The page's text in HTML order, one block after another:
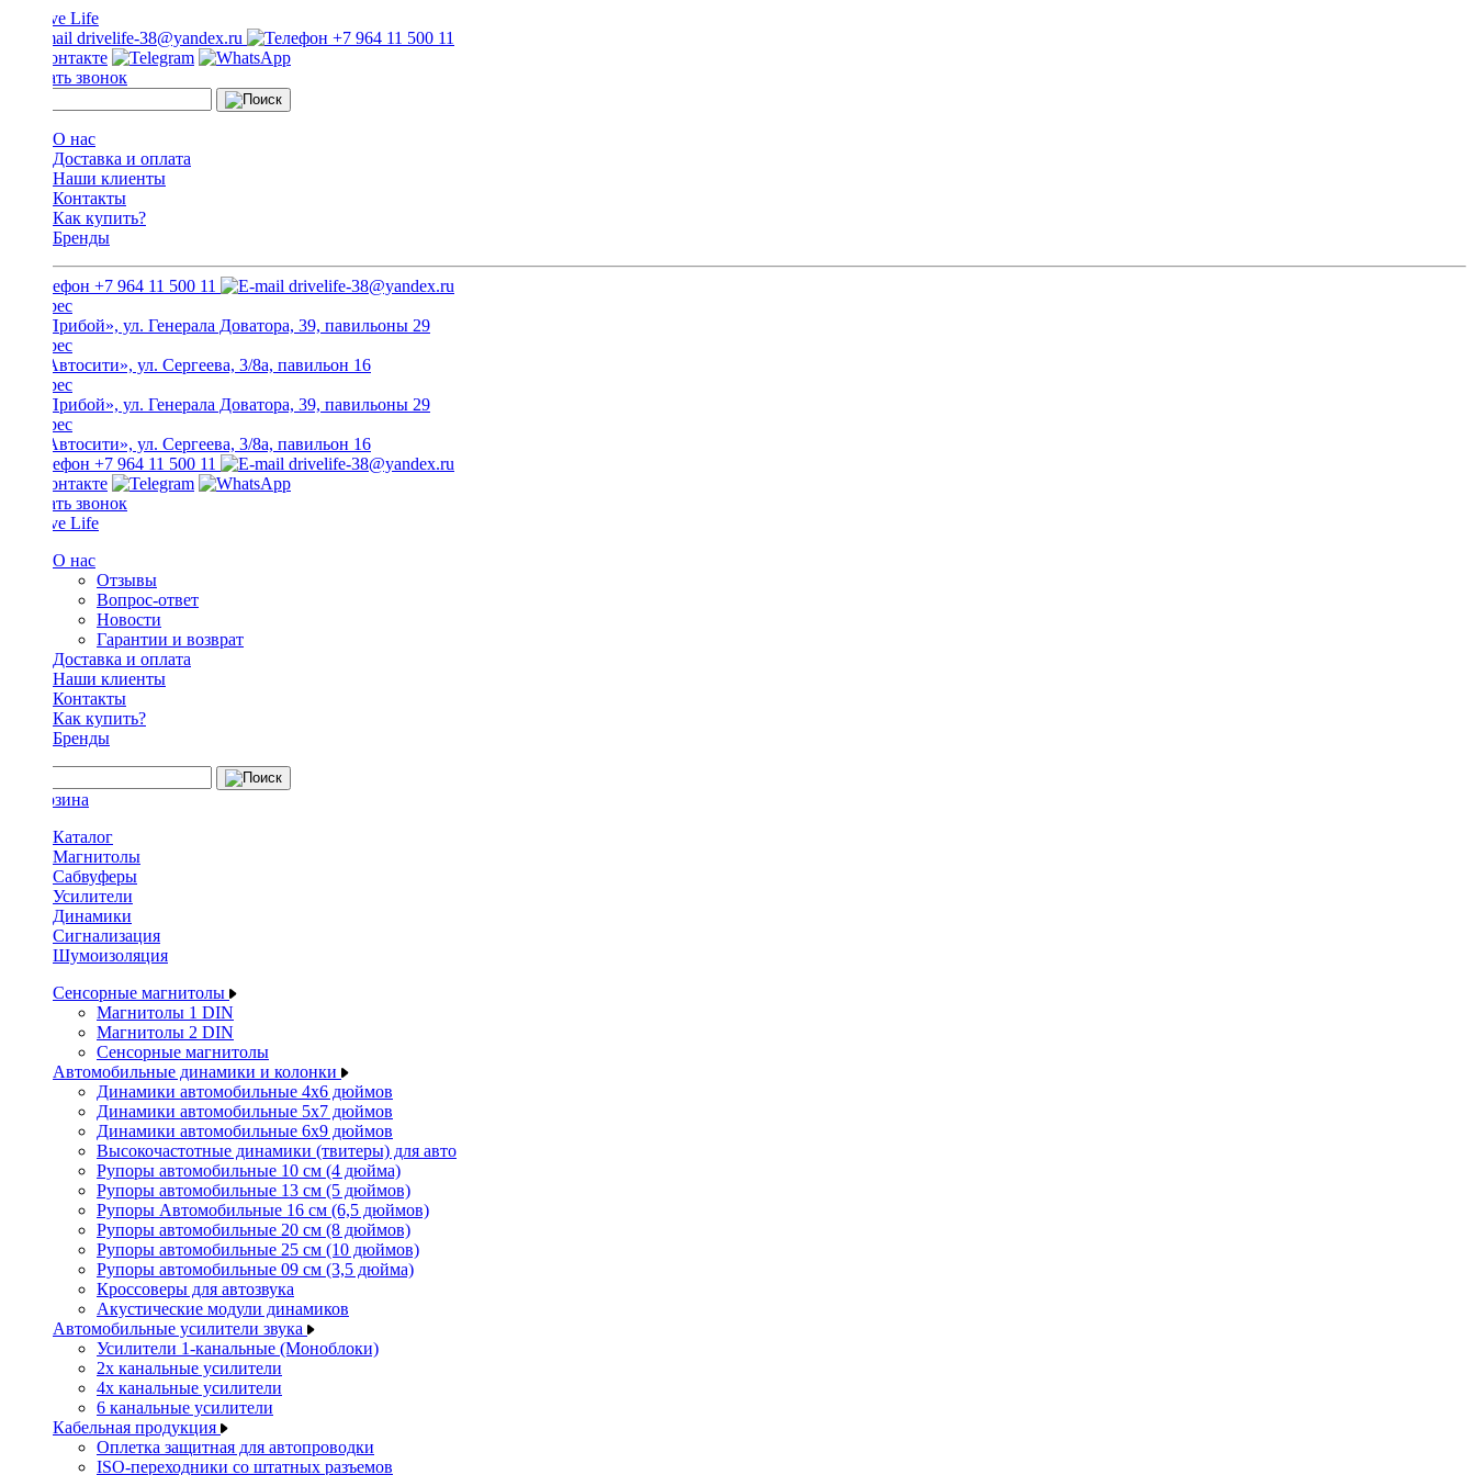
drivelife-38@yandex.ru +7 964 11 500 11
Заказать звонок
О нас
Доставка и оплата
Наши клиенты
Контакты
Как купить?
Бренды
+7 964 11 500 11 drivelife-38@yandex.ru
ТЦ «Прибой», ул. Генерала Доватора, 39, павильоны 29
ТЦ «Автосити», ул. Сергеева, 3/8а, павильон 16
ТЦ «Прибой», ул. Генерала Доватора, 39, павильоны 29
ТЦ «Автосити», ул. Сергеева, 3/8а, павильон 16
+7 964 11 500 11
drivelife-38@yandex.ru
Заказать звонок
О нас
Отзывы
Вопрос-ответ
Новости
Гарантии и возврат
Доставка и оплата
Наши клиенты
Контакты
Как купить?
Бренды
Каталог
Магнитолы
Сабвуферы
Усилители
Динамики
Сигнализация
Шумоизоляция
Сенсорные магнитолы
Магнитолы 1 DIN
Магнитолы 2 DIN
Сенсорные магнитолы
Автомобильные динамики и колонки
Динамики автомобильные 4x6 дюймов
Динамики автомобильные 5x7 дюймов
Динамики автомобильные 6x9 дюймов
Высокочастотные динамики (твитеры) для авто
Рупоры автомобильные 10 см (4 дюйма)
Рупоры автомобильные 13 см (5 дюймов)
Рупоры Автомобильные 16 см (6,5 дюймов)
Рупоры автомобильные 20 см (8 дюймов)
Рупоры автомобильные 25 см (10 дюймов)
Рупоры автомобильные 09 см (3,5 дюйма)
Кроссоверы для автозвука
Акустические модули динамиков
Автомобильные усилители звука
Усилители 1-канальные (Моноблоки)
2х канальные усилители
4х канальные усилители
6 канальные усилители
Кабельная продукция
Оплетка защитная для автопроводки
ISO-переходники со штатных разъемов